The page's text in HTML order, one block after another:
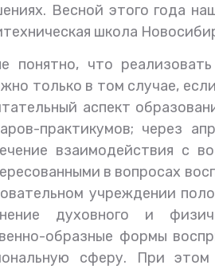
Весной этого года
школа
понятно, что
только в том случае,
аспект
практикумов; через
взаимодействия с
в вопросах
учреждении
духовного и
образные формы
сферу. При этом